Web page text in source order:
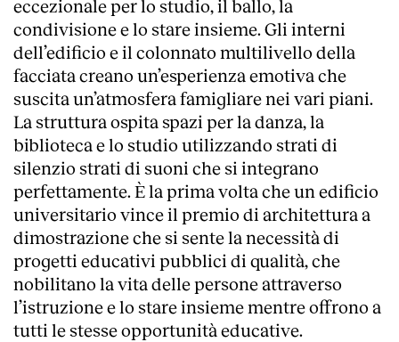
eccezionale per lo studio, il ballo, la
condivisione e lo stare insieme. Gli interni
dell’edificio e il colonnato multilivello della
facciata creano un’esperienza emotiva che
suscita un’atmosfera famigliare nei vari piani.
La struttura ospita spazi per la danza, la
biblioteca e lo studio utilizzando strati di
silenzio strati di suoni che si integrano
perfettamente. È la prima volta che un edificio
universitario vince il premio di architettura a
dimostrazione che si sente la necessità di
progetti educativi pubblici di qualità, che
nobilitano la vita delle persone attraverso
l’istruzione e lo stare insieme mentre offrono a
tutti le stesse opportunità educative.